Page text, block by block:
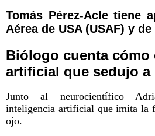
Tomás Pérez-Acle tiene
Aérea de USA (USAF) y de
Biólogo cuenta cómo
artificial que sedujo
Junto al neurocientífico
inteligencia artificial que imita la
ojo.